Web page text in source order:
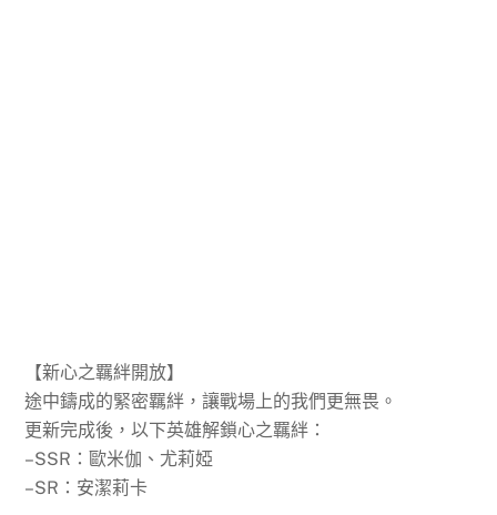
【新心之羈絆開放】
途中鑄成的緊密羈絆，讓戰場上的我們更無畏。
更新完成後，以下英雄解鎖心之羈絆：
–SSR：歐米伽、尤莉婭
–SR：安潔莉卡